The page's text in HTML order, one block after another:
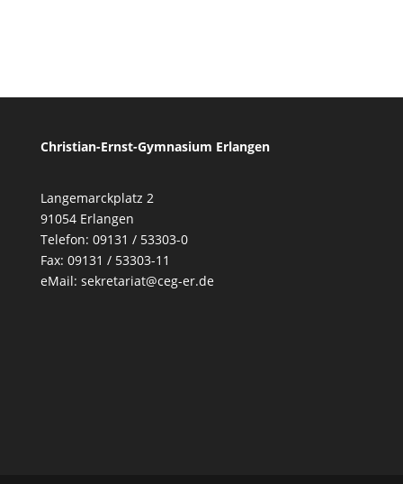
Christian-Ernst-Gymnasium Erlangen
Langemarckplatz 2
91054 Erlangen
Telefon: 09131 / 53303-0
Fax: 09131 / 53303-11
eMail: sekretariat@ceg-er.de